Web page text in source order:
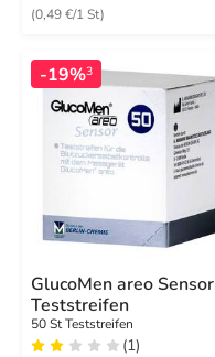
(0,49 €/1 St)
-19%3
GlucoMen areo Sensor
Teststreifen
50 St Teststreifen
(1)